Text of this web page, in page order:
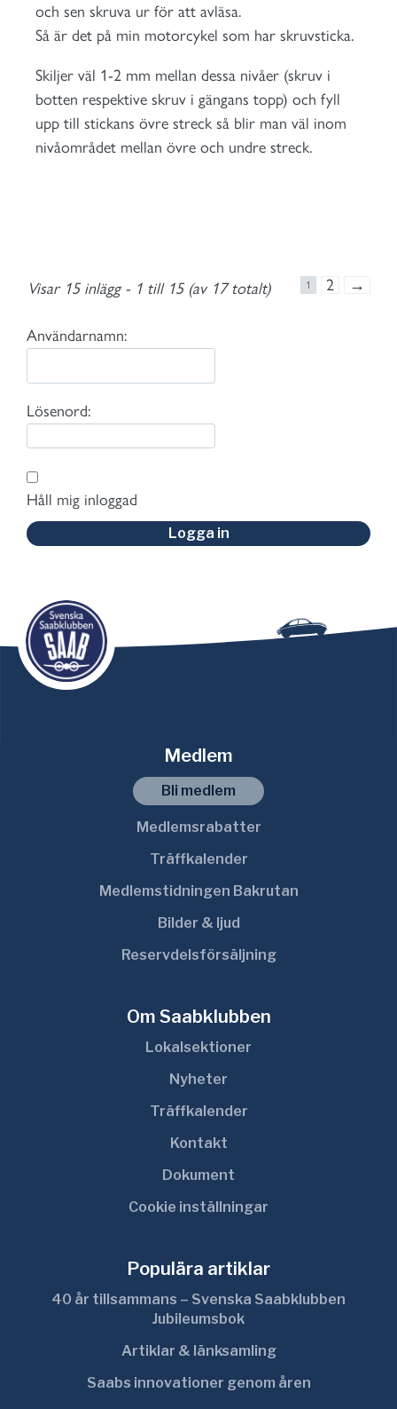
och sen skruva ur för att avläsa.
Så är det på min motorcykel som har skruvsticka.
Skiljer väl 1-2 mm mellan dessa nivåer (skruv i
botten respektive skruv i gängans topp) och fyll
upp till stickans övre streck så blir man väl inom
nivåområdet mellan övre och undre streck.
Visar 15 inlägg - 1 till 15 (av 17 totalt) 1 2 →
Användarnamn:
Lösenord:
Håll mig inloggad
Logga in
Medlem
Bli medlem
Medlemsrabatter
Träffkalender
Medlemstidningen Bakrutan
Bilder & ljud
Reservdelsförsäljning
Om Saabklubben
Lokalsektioner
Nyheter
Träffkalender
Kontakt
Dokument
Cookie inställningar
Populära artiklar
40 år tillsammans – Svenska Saabklubben
Jubileumsbok
Artiklar & länksamling
Saabs innovationer genom åren